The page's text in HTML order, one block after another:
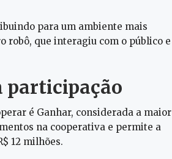
para um ambiente mais
robô, que interagiu com o público e
participação
é Ganhar, considerada a maior
na cooperativa e permite a
12 milhões.